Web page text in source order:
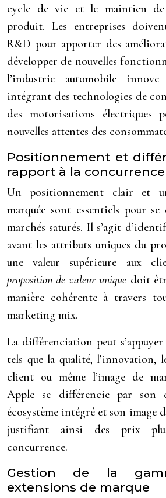
cycle de vie et le maintien
produit. Les entreprises
R&D pour apporter des
développer de nouvelles
l’industrie automobile
intégrant des technologies de
des motorisations électriques
nouvelles attentes des
Positionnement et
rapport à la concurrence
Un positionnement clair et
marquée sont essentiels pour se
marchés saturés. Il s’agit
avant les attributs uniques du
une valeur supérieure aux
proposition de valeur unique doit
manière cohérente à travers
marketing mix.
La différenciation peut
tels que la qualité, l’innovation,
client ou même l’image de
Apple se différencie par son
écosystème intégré et son image
justifiant ainsi des prix
concurrence.
Gestion de la
extensions de marque